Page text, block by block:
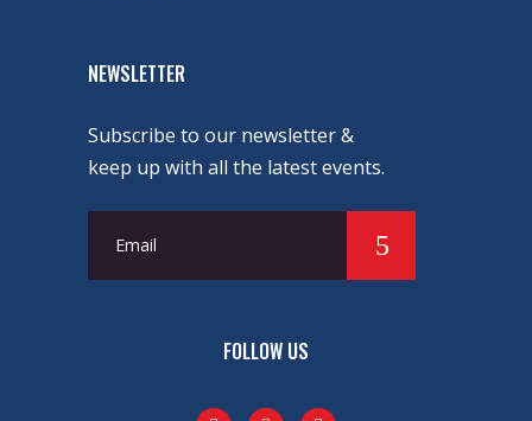
NEWSLETTER
Subscribe to our newsletter &
keep up with all the latest events.
FOLLOW US